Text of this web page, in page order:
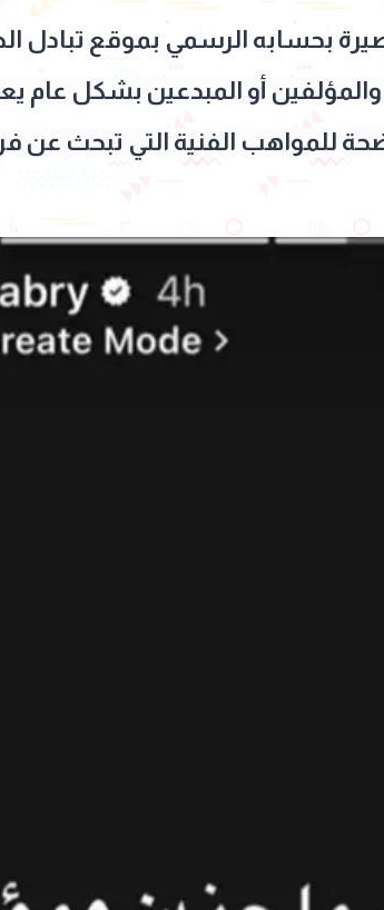
بحسابه الرسمي بموقع تبادل
والمؤلفين أو المبدعين بشكل عام
للمواهب الفنية التي تبحث عن